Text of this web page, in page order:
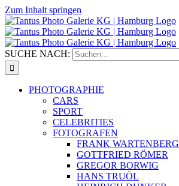
Zum Inhalt springen
SUCHE NACH:
PHOTOGRAPHIE
CARS
SPORT
CELEBRITIES
FOTOGRAFEN
FRANK WARTENBERG
GOTTFRIED RÖMER
GREGOR BORWIG
HANS TRUÖL